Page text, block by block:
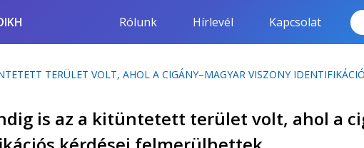
Rólunk Hírlevél Kapcsolat
TERÜLET VOLT, AHOL A CIGÁNY–MAGYAR VISZONY
is az a kitüntetett terület volt, ahol a